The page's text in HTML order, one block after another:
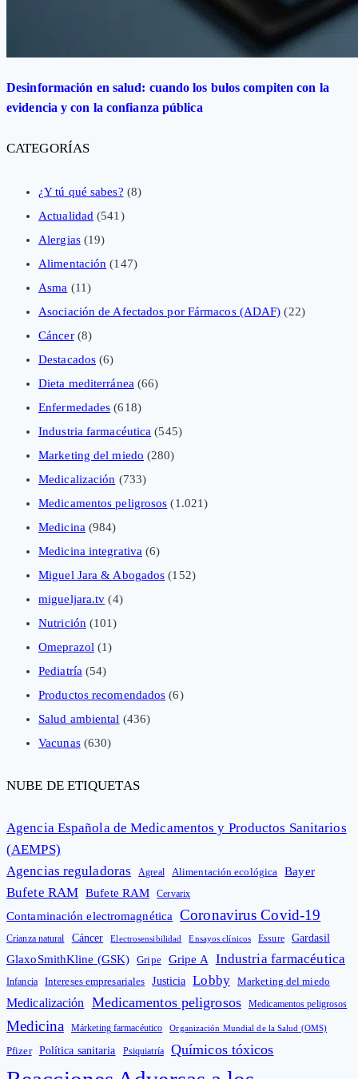
Desinformación en salud: cuando los bulos compiten con la
evidencia y con la confianza pública
CATEGORÍAS
¿Y tú qué sabes? (8)
Actualidad (541)
Alergias(19)
Alimentación (147)
Asma (11)
Asociación de Afectados por Fármacos (ADAF) (22)
Cáncer(8)
Destacados (6)
Dieta mediterránea (66)
Enfermedades (618)
Industria farmacéutica (545)
Marketing del miedo (280)
Medicalización (733)
Medicamentos peligrosos (1.021)
Medicina (984)
Medicina integrativa (6)
Miguel Jara & Abogados (152)
migueljara.tv (4)
Nutrición (101)
Omeprazol (1)
Pediatría (54)
Productos recomendados (6)
Salud ambiental (436)
Vacunas(630)
NUBE DE ETIQUETAS
Agencia Española de Medicamentos y Productos Sanitarios
(AEMPS)
Agencias reguladoras
Agreal Alimentación ecológica Bayer
Bufete RAM Bufete RAM Cervarix
Contaminación electromagnética Coronavirus Covid-19
Crianza natural Cáncer Electrosensibilidad Ensayos clínicos Essure Gardasil
GlaxoSmithKline (GSK) Gripe Gripe A Industria farmacéutica
Infancia Intereses empresariales Justicia Lobby Marketing del miedo
Medicalización Medicamentos peligrosos Medicamentos peligrosos
Medicina Márketing farmacéutico Organización Mundial de la Salud (OMS)
Pfizer Política sanitaria Psiquiatría Químicos tóxicos